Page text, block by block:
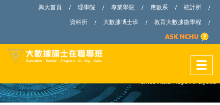
興大首頁 / 理學院 / 專業學院 / 應數系 / 統計所
/
資科所
/ 大數據博士班 / 教育大數據微學程 /